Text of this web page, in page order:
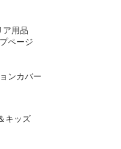
ア用品
ページ
ンカバー
キッズ